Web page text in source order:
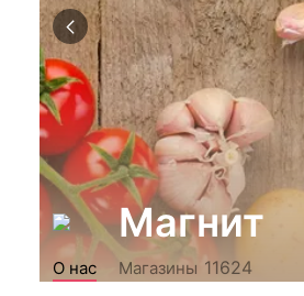
Магнит
О нас Магазины 11624